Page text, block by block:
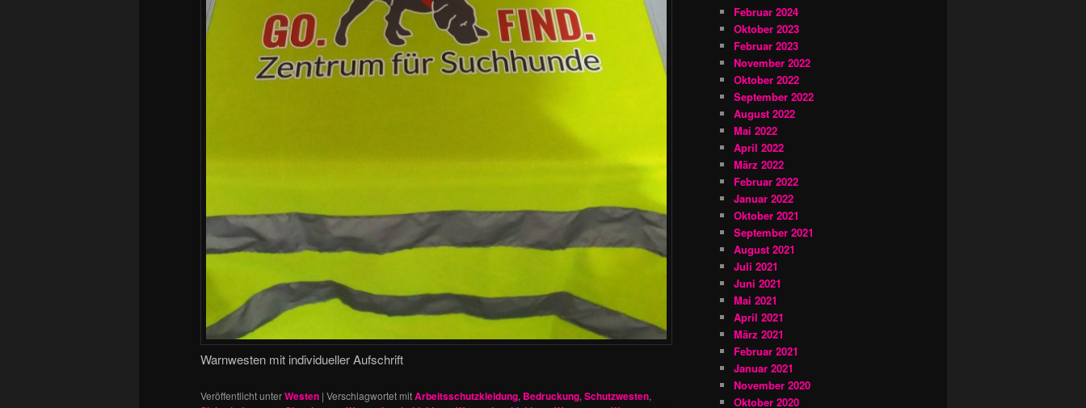
Warnwesten mit individueller Aufschrift
Veröffentlicht unterWesten | Verschlagwortet mitArbeitsschutzkleidung, Bedruckung, Schutzwesten,
Februar 2024
Oktober 2023
Februar 2023
November 2022
Oktober 2022
September 2022
August 2022
Mai 2022
April 2022
März 2022
Februar 2022
Januar 2022
Oktober 2021
September 2021
August 2021
Juli 2021
Juni 2021
Mai 2021
April 2021
März 2021
Februar 2021
Januar 2021
November 2020
Oktober 2020